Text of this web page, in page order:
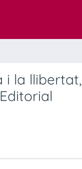
i la llibertat,